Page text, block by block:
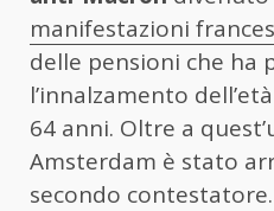
manifestazioni
delle pensioni che ha
l’innalzamento
64 anni. Oltre a
Amsterdam è stato
secondo contestatore.